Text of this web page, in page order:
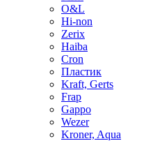
O&L
Hi-non
Zerix
Haiba
Cron
Пластик
Kraft, Gerts
Frap
Gappo
Wezer
Kroner, Aqua